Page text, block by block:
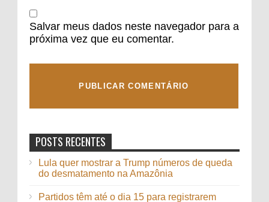
Salvar meus dados neste navegador para a
próxima vez que eu comentar.
POSTS RECENTES
Lula quer mostrar a Trump números de queda
do desmatamento na Amazônia
Partidos têm até o dia 15 para registrarem